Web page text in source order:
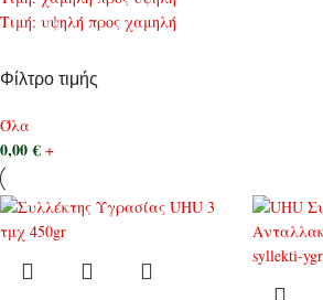
Τιμή: υψηλή προς χαμηλή
Φίλτρο τιμής
Όλα
0,00€ +